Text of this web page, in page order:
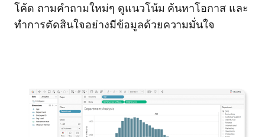
โค้ด ถามคำถามใหม่ๆ ดูแนวโน้ม ค้นหาโอกาส และ
ทำการตัดสินใจอย่างมีข้อมูลด้วยความมั่นใจ